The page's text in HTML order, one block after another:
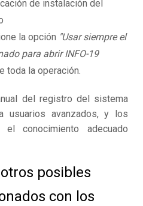
de instalación del
la opción "Usar siempre el
para abrir INFO-19
toda la operación.
del registro del sistema
usuarios avanzados, y los
conocimiento adecuado
posibles
con los